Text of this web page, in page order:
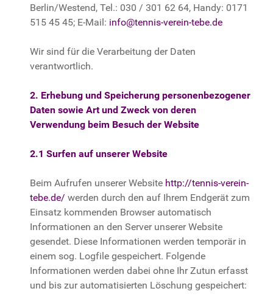
Berlin/Westend, Tel.: 030 / 301 62 64, Handy: 0171
515 45 45; E-Mail: info@tennis-verein-tebe.de
Wir sind für die Verarbeitung der Daten
verantwortlich.
2. Erhebung und Speicherung personenbezogener
Daten sowie Art und Zweck von deren
Verwendung beim Besuch der Website
2.1 Surfen auf unserer Website
Beim Aufrufen unserer Website http://tennis-verein-
tebe.de/ werden durch den auf Ihrem Endgerät zum
Einsatz kommenden Browser automatisch
Informationen an den Server unserer Website
gesendet. Diese Informationen werden temporär in
einem sog. Logfile gespeichert. Folgende
Informationen werden dabei ohne Ihr Zutun erfasst
und bis zur automatisierten Löschung gespeichert: